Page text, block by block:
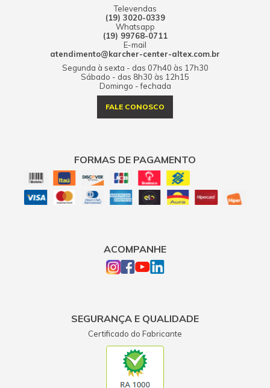
Televendas
(19) 3020-0339
Whatsapp
(19) 99768-0711
E-mail
atendimento@karcher-center-altex.com.br
Segunda à sexta - das 07h40 às 17h30
Sábado - das 8h30 às 12h15
Domingo - fechada
FALE CONOSCO
FORMAS DE PAGAMENTO
ACOMPANHE
SEGURANÇA E QUALIDADE
Certificado do Fabricante